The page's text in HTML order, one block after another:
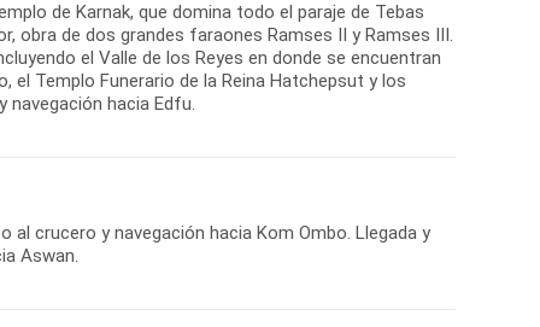
de Karnak, que domina todo el paraje de Tebas
obra de dos grandes faraones Ramses II y Ramses III.
el Valle de los Reyes en donde se encuentran
Templo Funerario de la Reina Hatchepsut y los
navegación hacia Edfu.
al crucero y navegación hacia Kom Ombo. Llegada y
Aswan.